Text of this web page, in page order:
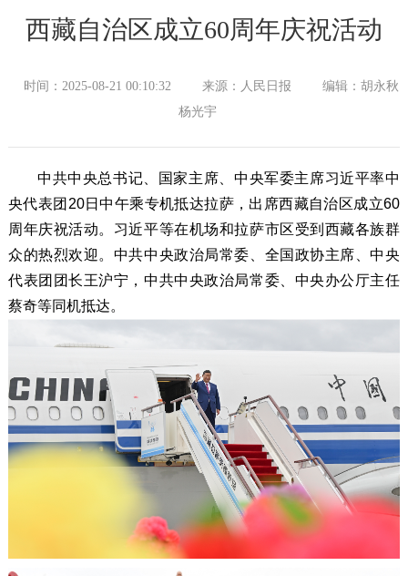
西藏自治区成立60周年庆祝活动
时间：2025-08-21 00:10:32 来源：人民日报
编辑：胡永秋
杨光宇
中共中央总书记、国家主席、中央军委主席习近平率中
央代表团20日中午乘专机抵达拉萨，出席西藏自治区成立60
周年庆祝活动。习近平等在机场和拉萨市区受到西藏各族群
众的热烈欢迎。中共中央政治局常委、全国政协主席、中央
代表团团长王沪宁，中共中央政治局常委、中央办公厅主任
蔡奇等同机抵达。